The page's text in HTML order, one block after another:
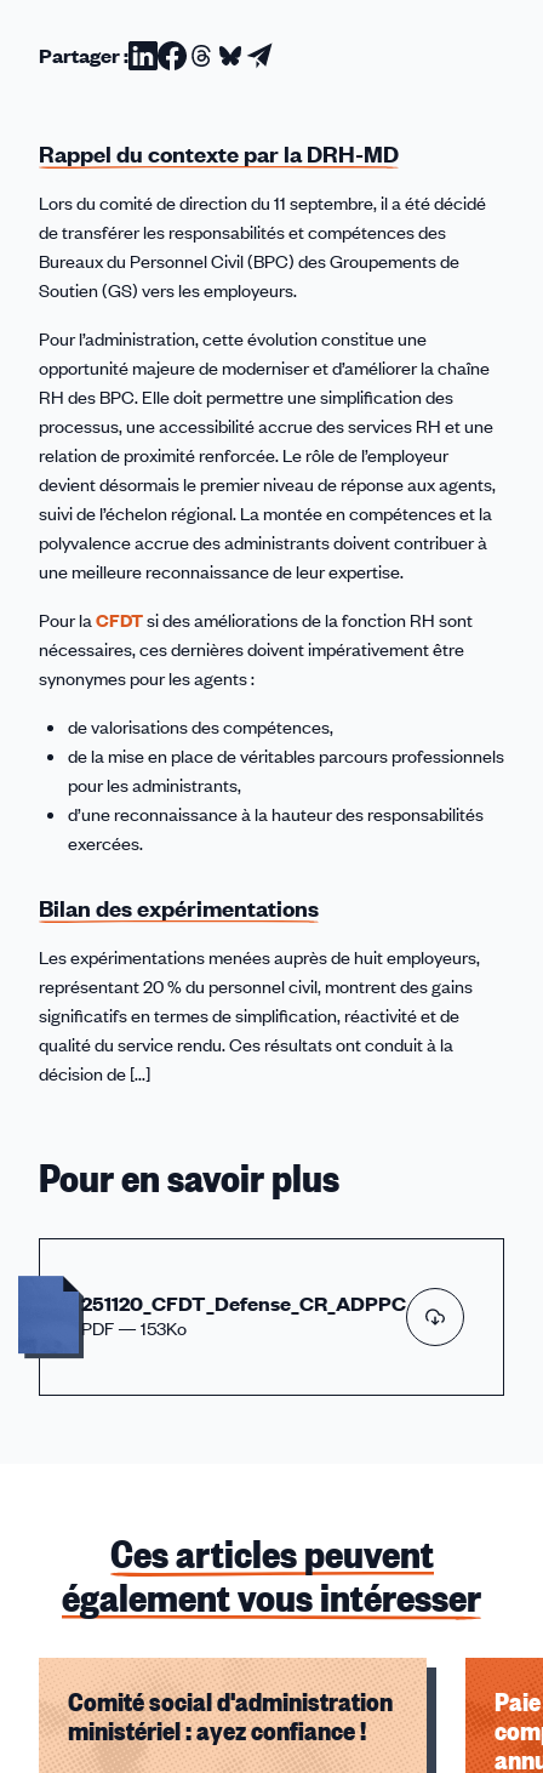
Partager :Partager
Linkedin
Partager
Facebook
Partager
Threads
Partager
Bluesky
Partager
email
Rappel du contexte par la DRH-MD
Lors du comité de direction du 11 septembre, il a été décidé
de transférer les responsabilités et compétences des
Bureaux du Personnel Civil (BPC) des Groupements de
Soutien (GS) vers les employeurs.
Pour l’administration, cette évolution constitue une
opportunité majeure de moderniser et d’améliorer la chaîne
RH des BPC. Elle doit permettre une simplification des
processus, une accessibilité accrue des services RH et une
relation de proximité renforcée. Le rôle de l’employeur
devient désormais le premier niveau de réponse aux agents,
suivi de l’échelon régional. La montée en compétences et la
polyvalence accrue des administrants doivent contribuer à
une meilleure reconnaissance de leur expertise.
Pour laCFDTsi des améliorations de la fonction RH sont
nécessaires, ces dernières doivent impérativement être
synonymes pour les agents :
de valorisations des compétences,
de la mise en place de véritables parcours professionnels
pour les administrants,
d’une reconnaissance à la hauteur des responsabilités
exercées.
Bilan des expérimentations
Les expérimentations menées auprès de huit employeurs,
représentant 20 % du personnel civil, montrent des gains
significatifs en termes de simplification, réactivité et de
qualité du service rendu. Ces résultats ont conduit à la
décision de [...]
Pour en savoir plus
251120_CFDT_Defense_CR_ADPPC
PDF — 153Ko
Ces articles peuvent
également vous intéresser
Comité social d'administration
ministériel : ayez confiance !